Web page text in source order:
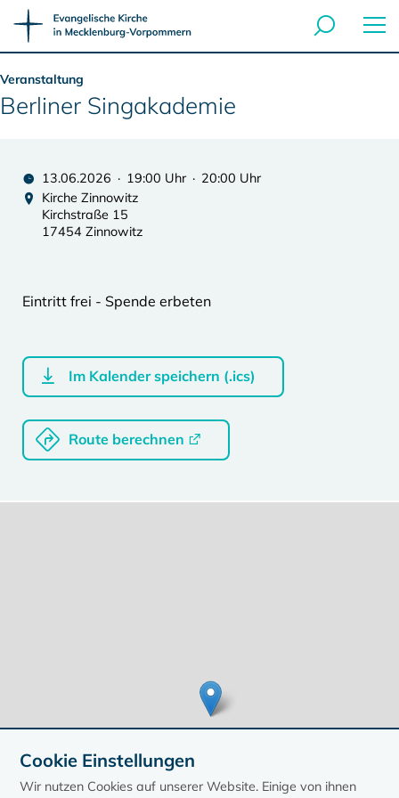
Veranstaltung
Berliner Singakademie
13.06.2026 · 19:00 Uhr · 20:00 Uhr
Kirche Zinnowitz
Kirchstraße 15
17454 Zinnowitz
Eintritt frei - Spende erbeten
Im Kalender speichern (.ics)
Route berechnen
Cookie Einstellungen
Wir nutzen Cookies auf unserer Website. Einige von ihnen